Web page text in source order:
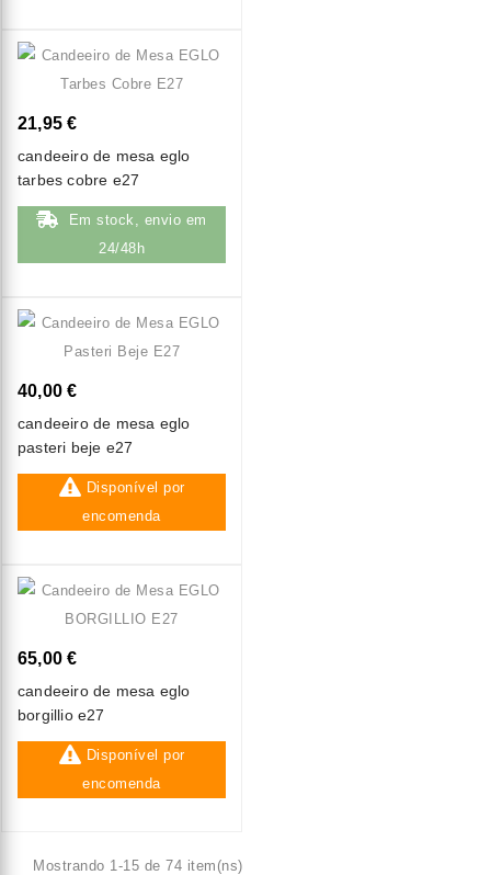
21,95 €
candeeiro de mesa eglo
tarbes cobre e27
Em stock, envio em
24/48h
40,00 €
candeeiro de mesa eglo
pasteri beje e27
Disponível por
encomenda
65,00 €
candeeiro de mesa eglo
borgillio e27
Disponível por
encomenda
Mostrando 1-15 de 74 item(ns)